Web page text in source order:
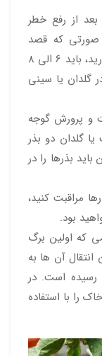
بعد از رفع خطر
صورتی که قصد
دارید این گیاه را به روش انتقال بکارید، باید 6 الی 8
گلدان یا سینی
و پرورش گوجه
گلدان دو بذر
بذرها را در
مراقبت کنید،
بود.
که اولین برگ
آن ها به
رسیده است. در
را با استفاده